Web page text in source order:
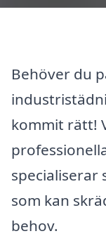
Behöver du
kommit rätt!
specialiserar
som kan
behov.